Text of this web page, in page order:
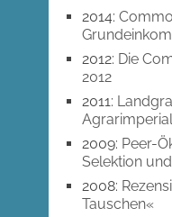
2014:
2012: Die
2012
2011:
2009: Peer-
Selektion
2008:
Tauschen«